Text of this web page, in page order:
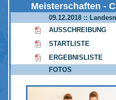
Meisterschaften -
09.12.2018 ::
AUSSCHREIBUNG
STARTLISTE
ERGEBNISLISTE
FOTOS